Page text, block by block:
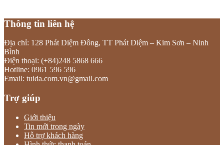
Thông tin liên hệ
Địa chỉ: 128 Phát Diệm Đông, TT Phát Diệm – Kim Sơn – Ninh
Bình
Điện thoại: (+84)248 5868 666
Hotline: 0961 596 596
Email: tuida.com.vn@gmail.com
Trợ giúp
Giới thiệu
Tin mới trong ngày
Hỗ trợ khách hàng